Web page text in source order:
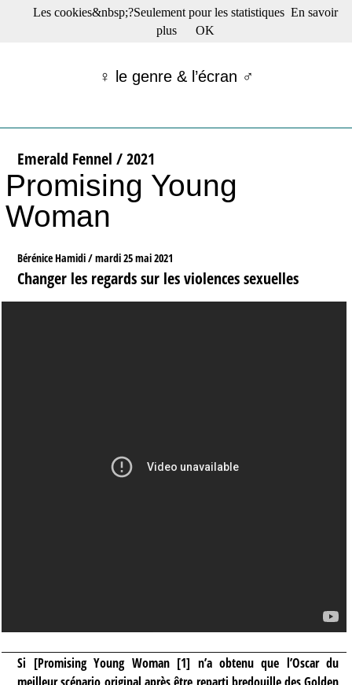
☰ Menu
Films récents
Tribunes
Bloc-notes
Archives
Actu : "La Nouvelle Vague"
♀ le genre & l’écran ♂
Emerald Fennel / 2021
Promising Young
Woman
Bérénice Hamidi /mardi 25 mai 2021
Changer les regards sur les violences sexuelles
Si [Promising Young Woman[1] n’a obtenu que l’Oscar du
meilleur scénario original après être reparti bredouille des Golden
Les cookies&nbsp;?Seulement pour les statistiques En savoir
plus
OK